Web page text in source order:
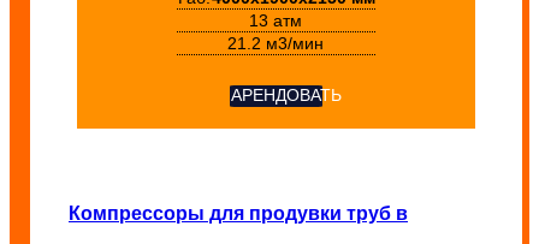
13 атм
21.2 м3/мин
АРЕНДОВАТЬ
Компрессоры для продувки труб в